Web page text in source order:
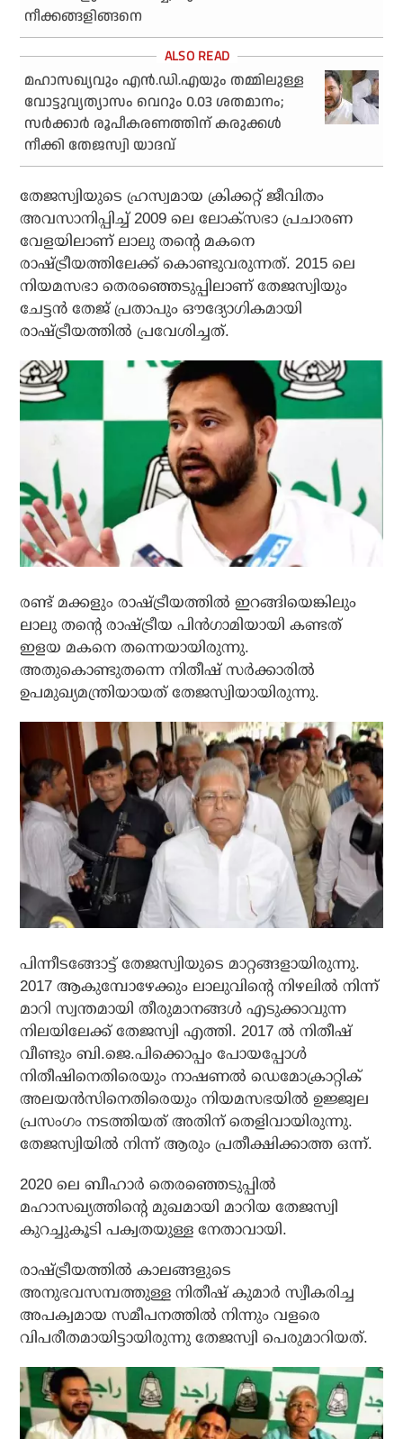
നീക്കങ്ങളിങ്ങനെ
മഹാസഖ്യവും എന്‍.ഡി.എയും തമ്മിലുള്ള
വോട്ടുവ്യത്യാസം വെറും 0.03 ശതമാനം;
സര്‍ക്കാര്‍ രൂപീകരണത്തിന് കരുക്കള്‍
നീക്കി തേജസ്വി യാദവ്
തേജസ്വിയുടെ ഹ്രസ്വമായ ക്രിക്കറ്റ് ജീവിതം
അവസാനിപ്പിച്ച് 2009 ലെ ലോക്‌സഭാ പ്രചാരണ
വേളയിലാണ് ലാലു തന്റെ മകനെ
രാഷ്ട്രീയത്തിലേക്ക് കൊണ്ടുവരുന്നത്. 2015 ലെ
നിയമസഭാ തെരഞ്ഞെടുപ്പിലാണ് തേജസ്വിയും
ചേട്ടന്‍ തേജ് പ്രതാപും ഔദ്യോഗികമായി
രാഷ്ട്രീയത്തില്‍ പ്രവേശിച്ചത്.
രണ്ട് മക്കളും രാഷ്ട്രീയത്തില്‍ ഇറങ്ങിയെങ്കിലും
ലാലു തന്റെ രാഷ്ട്രീയ പിന്‍ഗാമിയായി കണ്ടത്
ഇളയ മകനെ തന്നെയായിരുന്നു.
അതുകൊണ്ടുതന്നെ നിതീഷ് സര്‍ക്കാരില്‍
ഉപമുഖ്യമന്ത്രിയായത് തേജസ്വിയായിരുന്നു.
പിന്നീടങ്ങോട്ട് തേജസ്വിയുടെ മാറ്റങ്ങളായിരുന്നു.
2017 ആകുമ്പോഴേക്കും ലാലുവിന്റെ നിഴലില്‍ നിന്ന്
മാറി സ്വന്തമായി തീരുമാനങ്ങള്‍ എടുക്കാവുന്ന
നിലയിലേക്ക് തേജസ്വി എത്തി. 2017 ല്‍ നിതീഷ്
വീണ്ടും ബി.ജെ.പിക്കൊപ്പം പോയപ്പോള്‍
നിതീഷിനെതിരെയും നാഷണല്‍ ഡെമോക്രാറ്റിക്
അലയന്‍സിനെതിരെയും നിയമസഭയില്‍ ഉജ്ജ്വല
പ്രസംഗം നടത്തിയത് അതിന് തെളിവായിരുന്നു.
തേജസ്വിയില്‍ നിന്ന് ആരും പ്രതീക്ഷിക്കാത്ത ഒന്ന്.
2020 ലെ ബീഹാര്‍ തെരഞ്ഞെടുപ്പില്‍
മഹാസഖ്യത്തിന്റെ മുഖമായി മാറിയ തേജസ്വി
കുറച്ചുകൂടി പക്വതയുള്ള നേതാവായി.
രാഷ്ട്രീയത്തില്‍ കാലങ്ങളുടെ
അനുഭവസമ്പത്തുള്ള നിതീഷ് കുമാര്‍ സ്വീകരിച്ച
അപക്വമായ സമീപനത്തില്‍ നിന്നും വളരെ
വിപരീതമായിട്ടായിരുന്നു തേജസ്വി പെരുമാറിയത്.